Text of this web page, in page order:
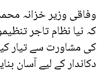
وفاقی وزیر خزانہ
کہ نیا نظام تاجر
کی مشاورت سے تیار
دکاندار کے لیے آسان